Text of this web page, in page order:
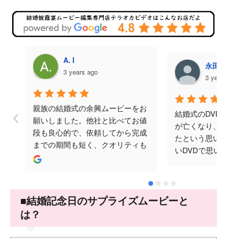
A. I
3 years ago
親族の結婚式の余興ムービーをお
願いしました。他社と比べてお値
段も良心的で、依頼してから完成
までの期間も短く、クオリティも
ばっちりでした。何度かメールで
オカビデオさんにお願いして本当
に良かったです。ありがとうござ
いました。
永田
3
結婚式のDVD
が亡くなり、
たという思い
いDVDで思い
♪ありがとご
■結婚記念日のサプライズムービーと
は？